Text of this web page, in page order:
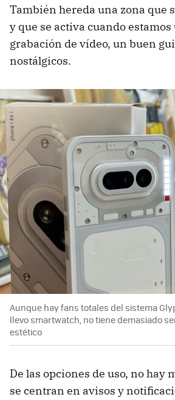
También hereda una zona que
y que se activa cuando estamos
grabación de vídeo, un buen
nostálgicos.
Aunque hay fans totales del sistema
llevo smartwatch, no tiene demasiado
estético
De las opciones de uso, no hay
se centran en avisos y